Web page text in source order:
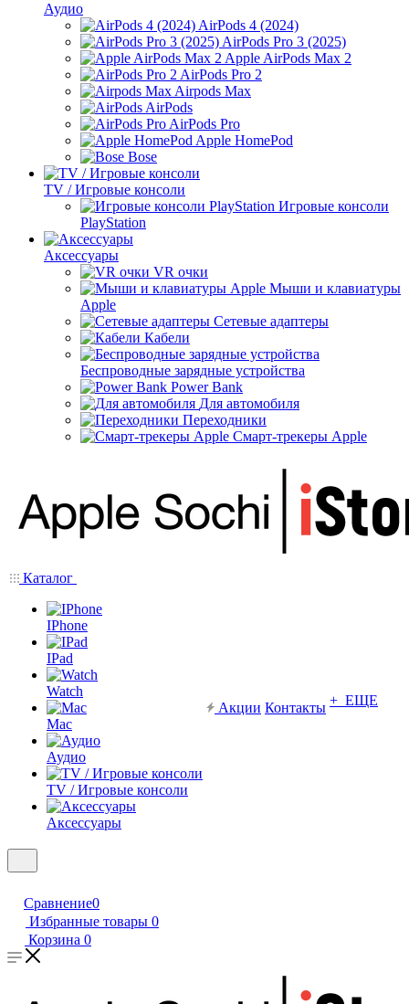
Аудио
AirPods 4 (2024)
AirPods Pro 3 (2025)
Apple AirPods Max 2
AirPods Pro 2
Airpods Max
AirPods
AirPods Pro
Apple HomePod
Bose
TV / Игровые консоли
Игровые консоли
PlayStation
Аксессуары
VR очки
Мыши и клавиатуры
Apple
Сетевые адаптеры
Кабели
Беспроводные зарядные устройства
Power Bank
Для автомобиля
Переходники
Смарт-трекеры Apple
Каталог
IPhone
IPad
Watch
Mac
Аудио
TV / Игровые консоли
Аксессуары
Акции Контакты + ЕЩЕ
Сравнение0
Избранные товары 0
Корзина 0